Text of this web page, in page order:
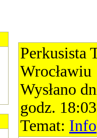
Perkusista
Wrocławiu
Wysłano
godz.
Temat: Info